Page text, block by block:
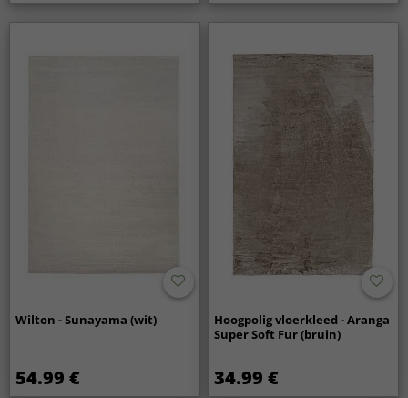
Wilton - Sunayama (wit)
54.99 €
Hoogpolig vloerkleed - Aranga
Super Soft Fur (bruin)
34.99 €